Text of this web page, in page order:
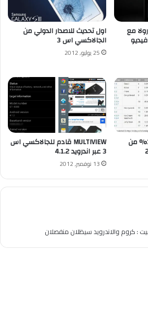
مع
اندرويد 4.0 – يوجد 14 فيديو
اول تحديث للاصدار الدولي من
الجالاكسي اس 3
25 يوليو, 2012
الجيلي بين يقفز الى 13% من MULTIVIEW قادم للجالاكسي اس
3 عبر اندرويد 4.1.2
13 نوفمبر, 2012
: كروم والاندرويد سيظلان منفصلان